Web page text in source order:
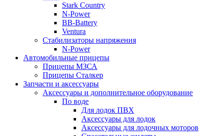
Stark Country
N-Power
BB-Battery
Ventura
Стабилизаторы напряжения
N-Power
Автомобильные прицепы
Прицепы МЗСА
Прицепы Сталкер
Запчасти и аксессуары
Аксессуары и дополнительное оборудование
По воде
Для лодок ПВХ
Аксессуары для лодок
Аксессуары для лодочных моторов